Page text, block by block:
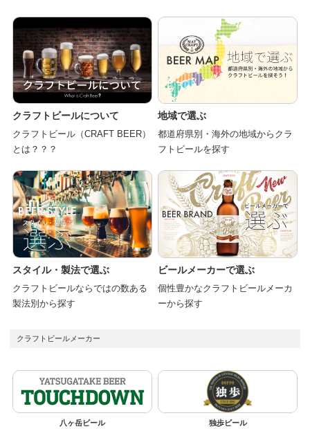
クラフトビールについて
クラフトビール（CRAFT BEER）
とは？？？
地域で選ぶ
都道府県別・海外の地域からクラ
フトビールを探す
スタイル・製法で選ぶ
クラフトビールならではの数ある
製法別から探す
ビールメーカーで選ぶ
個性豊かなクラフトビールメーカ
ーから探す
クラフトビールメーカー
八ヶ岳ビール 独歩ビール